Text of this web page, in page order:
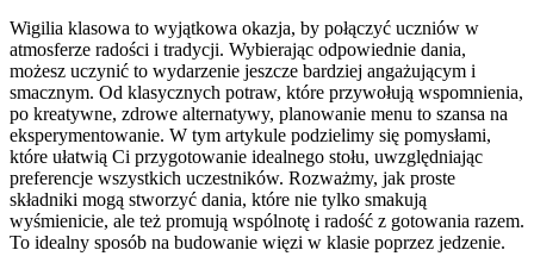
Wigilia klasowa to wyjątkowa okazja, by połączyć uczniów w
atmosferze radości i tradycji. Wybierając odpowiednie dania,
możesz uczynić to wydarzenie jeszcze bardziej angażującym i
smacznym. Od klasycznych potraw, które przywołują wspomnienia,
po kreatywne, zdrowe alternatywy, planowanie menu to szansa na
eksperymentowanie. W tym artykule podzielimy się pomysłami,
które ułatwią Ci przygotowanie idealnego stołu, uwzględniając
preferencje wszystkich uczestników. Rozważmy, jak proste
składniki mogą stworzyć dania, które nie tylko smakują
wyśmienicie, ale też promują wspólnotę i radość z gotowania razem.
To idealny sposób na budowanie więzi w klasie poprzez jedzenie.